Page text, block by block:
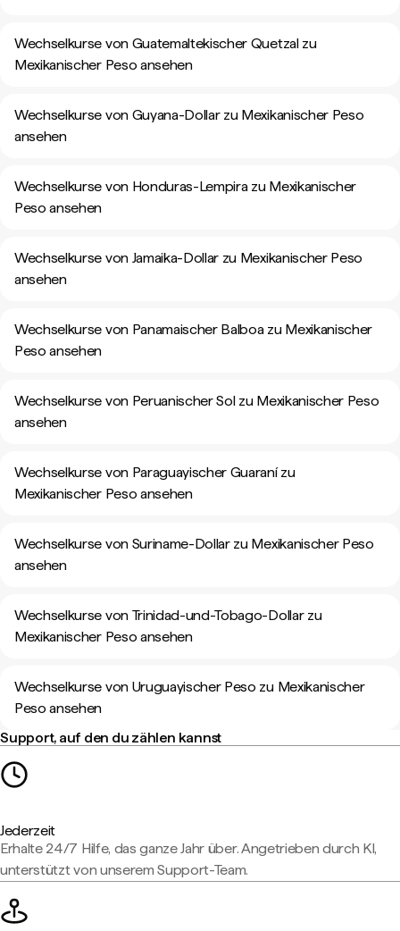
Wechselkurse von Guatemaltekischer Quetzal zu
Mexikanischer Peso ansehen
Wechselkurse von Guyana-Dollar zu Mexikanischer Peso
ansehen
Wechselkurse von Honduras-Lempira zu Mexikanischer
Peso ansehen
Wechselkurse von Jamaika-Dollar zu Mexikanischer Peso
ansehen
Wechselkurse von Panamaischer Balboa zu Mexikanischer
Peso ansehen
Wechselkurse von Peruanischer Sol zu Mexikanischer Peso
ansehen
Wechselkurse von Paraguayischer Guaraní zu
Mexikanischer Peso ansehen
Wechselkurse von Suriname-Dollar zu Mexikanischer Peso
ansehen
Wechselkurse von Trinidad-und-Tobago-Dollar zu
Mexikanischer Peso ansehen
Wechselkurse von Uruguayischer Peso zu Mexikanischer
Peso ansehen
Support, auf den du zählen kannst
Jederzeit
Erhalte 24/7 Hilfe, das ganze Jahr über. Angetrieben durch KI,
unterstützt von unserem Support-Team.